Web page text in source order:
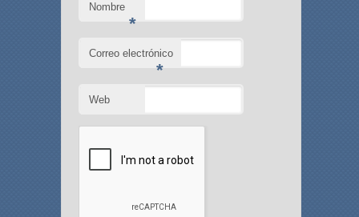
Nombre
*
Correo electrónico
*
Web